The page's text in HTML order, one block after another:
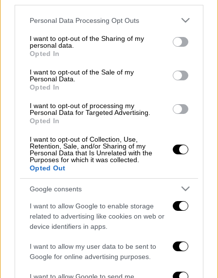
Please note that this website/app uses one or more Google
not limited to your visit or usage behaviour. You may click to
grant or deny consent to Google and its third-party tags to
use your data for below specified purposes in below Google
consent section.
Personal Data Processing Opt Outs
I want to opt-out of the Sharing of my
personal data.
Opted In
I want to opt-out of the Sale of my
Personal Data.
Opted In
I want to opt-out of processing my
Personal Data for Targeted Advertising.
Opted In
I want to opt-out of Collection, Use,
Retention, Sale, and/or Sharing of my
Personal Data that Is Unrelated with the
Purposes for which it was collected.
Opted Out
Google consents
I want to allow Google to enable storage
related to advertising like cookies on web or
device identifiers in apps.
I want to allow my user data to be sent to
Google for online advertising purposes.
επικεφαλήςτωντρομοκρατών Οτζαλάν.
Αυτή η χώρα δεν είναι κράτος τρομοκρατών.
Η Τουρκίαδεν θα γίνει ποτέ παιχνίδι αυτών
τραπέζι των 7 έχει αποδιοργανωθεί
πλήρως», είπε ο Ερντογάν.
Η Ακσενέρ του απάντησε: «Ντροπή σου, βρε!
Ντροπή σου! Εσύ είσαι αυτός που έχει σχέση
με τον Αμπντουλάχ Οτζαλάν!».
ΟΛΕΣ ΟΙ ΕΙΔΗΣΕΙΣ
Συναγερμός από τον ΠΟΥ για το Σουδάν:
Φόβοι πως μαχητές «έχουν στα χέρια
τους μολυσματικούς ιούς»
Δίκη Πισπιρίγκου: «Δεν διέγνωσαν ως
όφειλαν τα συμπτώματα» - Ευθύνες
στους γιατρούς του Καραμανδάνειου για
τον θάνατο της Τζωτζίνας έριξε ο